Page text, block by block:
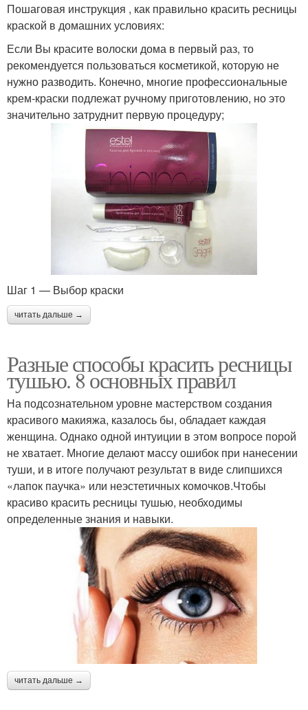
Пошаговая инструкция , как правильно красить ресницы
краской в домашних условиях:
Если Вы красите волоски дома в первый раз, то
рекомендуется пользоваться косметикой, которую не
нужно разводить. Конечно, многие профессиональные
крем-краски подлежат ручному приготовлению, но это
значительно затруднит первую процедуру;
Шаг 1 — Выбор краски
читать дальше →
Разные способы красить ресницы
тушью. 8 основных правил
На подсознательном уровне мастерством создания
красивого макияжа, казалось бы, обладает каждая
женщина. Однако одной интуиции в этом вопросе порой
не хватает. Многие делают массу ошибок при нанесении
туши, и в итоге получают результат в виде слипшихся
«лапок паучка» или неэстетичных комочков.Чтобы
красиво красить ресницы тушью, необходимы
определенные знания и навыки.
читать дальше →